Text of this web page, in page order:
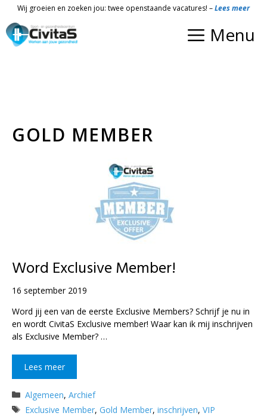
de
inhoud
Wij groeien en zoeken jou: twee openstaande vacatures! –Lees meer
Menu
GOLD MEMBER
Word Exclusive Member!
16 september 2019
Word jij een van de eerste Exclusive Members? Schrijf je nu in
en wordt CivitaS Exclusive member! Waar kan ik mij inschrijven
als Exclusive Member? …
Lees meer
Categorieën
Algemeen,Archief
Tags
Exclusive Member,Gold Member,inschrijven,VIP